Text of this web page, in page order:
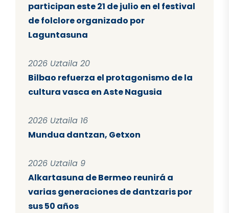
participan este 21 de julio en el festival
de folclore organizado por
Laguntasuna
2026 Uztaila 20
Bilbao refuerza el protagonismo de la
cultura vasca en Aste Nagusia
2026 Uztaila 16
Mundua dantzan, Getxon
2026 Uztaila 9
Alkartasuna de Bermeo reunirá a
varias generaciones de dantzaris por
sus 50 años